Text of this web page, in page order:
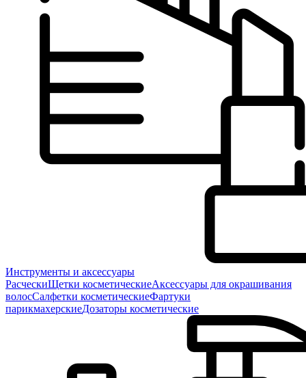
Инструменты и аксессуары
РасческиЩетки косметическиеАксессуары для окрашивания
волосСалфетки косметическиеФартуки
парикмахерскиеДозаторы косметические